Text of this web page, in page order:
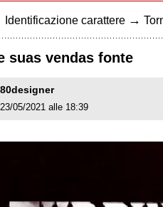
Identificazione carattere →
suas vendas fonte
80designer
23/05/2021 alle 18:39